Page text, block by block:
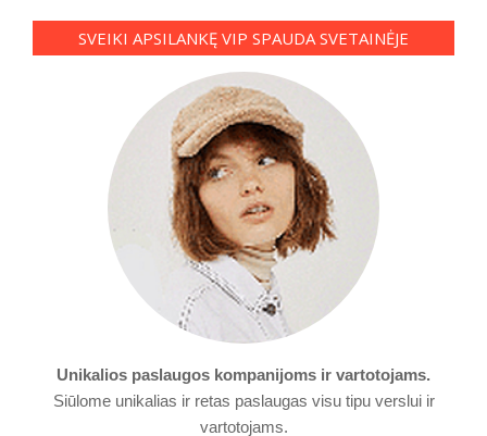
SVEIKI APSILANKĘ VIP SPAUDA SVETAINĖJE
Unikalios paslaugos kompanijoms ir vartotojams.
Siūlome unikalias ir retas paslaugas visu tipu verslui ir
vartotojams.